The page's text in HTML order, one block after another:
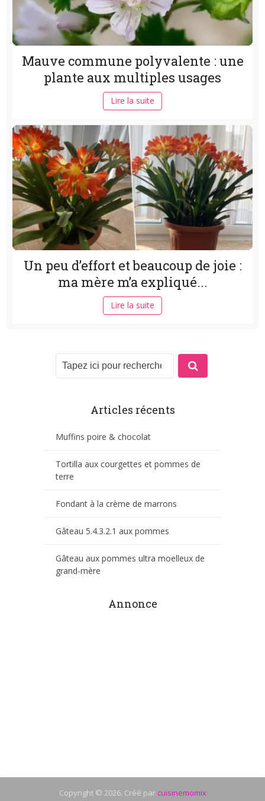
Mauve commune polyvalente : une
plante aux multiples usages
Lire la suite
Un peu d’effort et beaucoup de joie :
ma mère m’a expliqué...
Lire la suite
Articles récents
Muffins poire & chocolat
Tortilla aux courgettes et pommes de
terre
Fondant à la crème de marrons
Gâteau 5.4.3.2.1 aux pommes
Gâteau aux pommes ultra moelleux de
grand-mère
Annonce
Copyright © 2026. Créé par cuisinemomix